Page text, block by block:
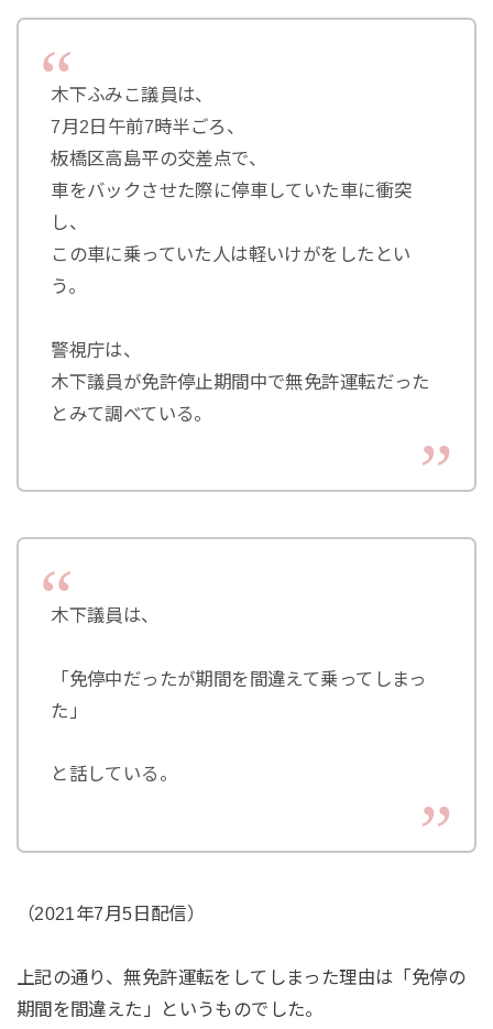
木下ふみこ議員は、
7月2日午前7時半ごろ、
板橋区高島平の交差点で、
車をバックさせた際に停車していた車に衝突
し、
この車に乗っていた人は軽いけがをしたとい
う。
警視庁は、
木下議員が免許停止期間中で無免許運転だった
とみて調べている。
木下議員は、
「免停中だったが期間を間違えて乗ってしまっ
た」
と話している。
（2021年7月5日配信）
上記の通り、無免許運転をしてしまった理由は「免停の
期間を間違えた」というものでした。